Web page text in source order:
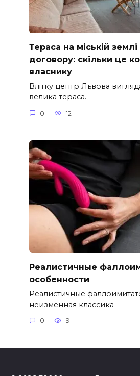
Тераса на міській землі
договору: скільки це
власнику
Влітку центр Львова
велика тераса.
0 12
Реалистичные
особенности
Реалистичные
неизменная классика
0 9